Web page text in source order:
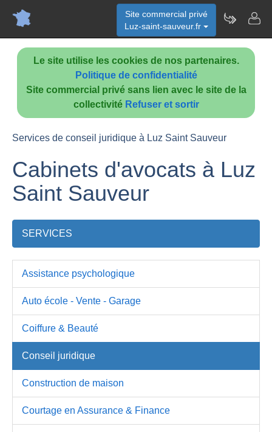
Le site utilise les cookies de nos partenaires.
Politique de confidentialité
Site commercial privé sans lien avec le site de la
collectivité Refuser et sortir
Site commercial privé
Luz-saint-sauveur.fr
Services de conseil juridique à Luz Saint Sauveur
Cabinets d'avocats à Luz
Saint Sauveur
SERVICES
Assistance psychologique
Auto école - Vente - Garage
Coiffure & Beauté
Conseil juridique
Construction de maison
Courtage en Assurance & Finance